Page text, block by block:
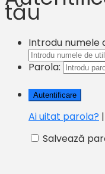
tău
Introdu numele
Parola:
Ai uitat parola? |
Salvează